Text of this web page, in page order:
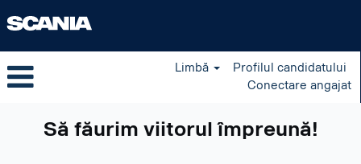
Limbă
Profilul candidatului
Conectare angajat
Să făurim viitorul împreună!